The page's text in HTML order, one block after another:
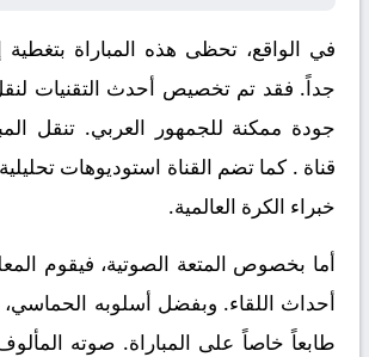
في الواقع، تحظى هذه المباراة بتغطية
جداً. فقد تم تخصيص أحدث التقنيات
جودة ممكنة للجمهور العربي. تنقل
قناة . كما تضم القناة استوديوهات
خبراء الكرة العالمية.
أما بخصوص المتعة الصوتية، فيقوم
أحداث اللقاء. وبفضل أسلوبه
طابعاً خاصاً على المباراة. صوته